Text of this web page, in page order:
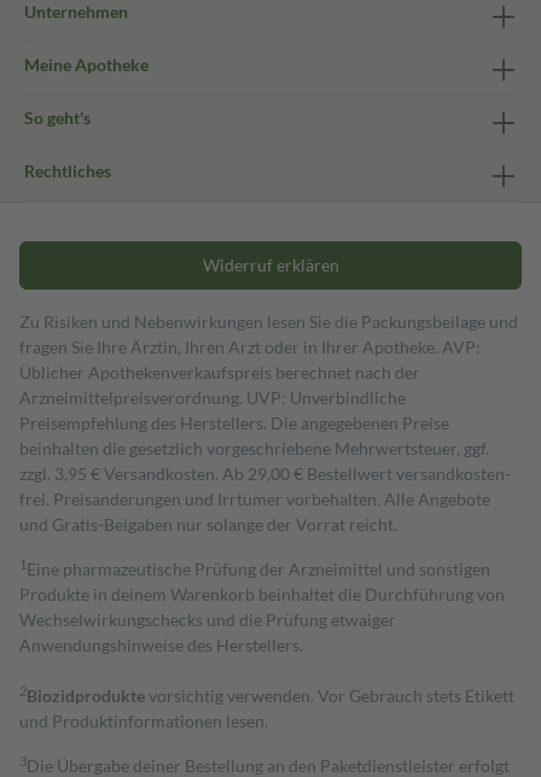
Unternehmen
Meine Apotheke
So geht's
Rechtliches
Widerruf erklären
Zu Risiken und Nebenwirkungen lesen Sie die Packungsbeilage und
fragen Sie Ihre Ärztin, Ihren Arzt oder in Ihrer Apotheke. AVP:
Üblicher Apothekenverkaufspreis berechnet nach der
Arzneimittelpreisverordnung. UVP: Unverbindliche
Preisempfehlung des Herstellers. Die angegebenen Preise
beinhalten die gesetzlich vorgeschriebene Mehrwertsteuer, ggf.
zzgl. 3,95 € Versandkosten. Ab 29,00 € Bestell­wert versand­kosten­
frei. Preisänderungen und Irrtümer vorbehalten. Alle Angebote
und Gratis-Beigaben nur solange der Vorrat reicht.
1 Eine pharmazeutische Prüfung der Arzneimittel und sonstigen
Produkte in deinem Warenkorb beinhaltet die Durchführung von
Wechselwirkungschecks und die Prüfung etwaiger
Anwendungshinweise des Herstellers.
2Biozidproduktevorsichtig verwenden. Vor Gebrauch stets Etikett
und Produktinformationen lesen.
3Die Übergabe deiner Bestellung an den Paketdienstleister erfolgt